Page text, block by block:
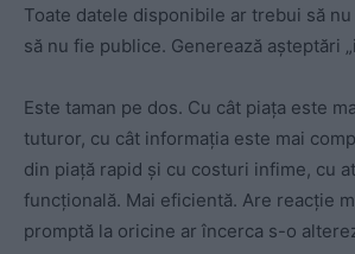
Toate datele disponibile ar trebui să
să nu fie publice. Generează așteptări
Este taman pe dos. Cu cât piața este
tuturor, cu cât informația este mai
din piață rapid și cu costuri infime, cu
funcțională. Mai eficientă. Are reacție
promptă la oricine ar încerca s-o